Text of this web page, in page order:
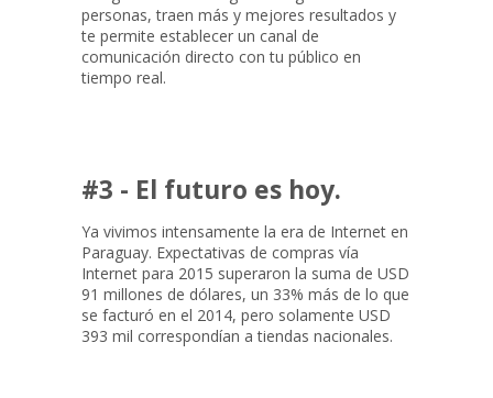
personas, traen más y mejores resultados y
te permite establecer un canal de
comunicación directo con tu público en
tiempo real.
#3 - El futuro es hoy.
Ya vivimos intensamente la era de Internet en
Paraguay. Expectativas de compras vía
Internet para 2015 superaron la suma de USD
91 millones de dólares, un 33% más de lo que
se facturó en el 2014, pero solamente USD
393 mil correspondían a tiendas nacionales.